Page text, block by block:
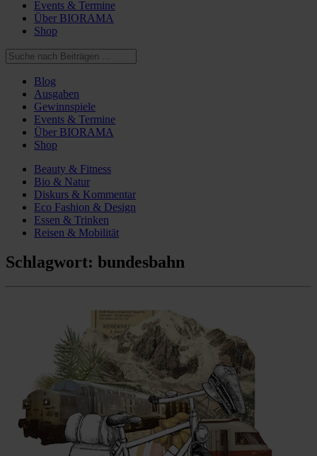
Events & Termine
Über BIORAMA
Shop
Blog
Ausgaben
Gewinnspiele
Events & Termine
Über BIORAMA
Shop
Beauty & Fitness
Bio & Natur
Diskurs & Kommentar
Eco Fashion & Design
Essen & Trinken
Reisen & Mobilität
Schlagwort: bundesbahn